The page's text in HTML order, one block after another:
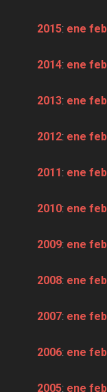
2015: ene feb
2014: ene feb
2013: ene feb
2012: ene feb
2011: ene feb
2010: ene feb
2009: ene feb
2008: ene feb
2007: ene feb
2006: ene feb
2005: ene feb